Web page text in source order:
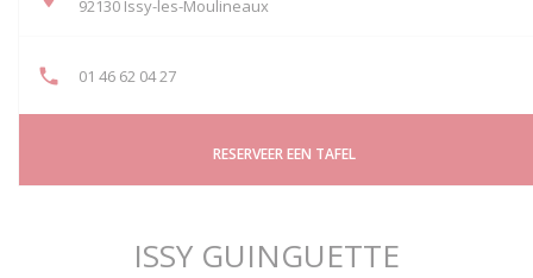
92130 Issy-les-Moulineaux
01 46 62 04 27
RESERVEER EEN TAFEL
ISSY GUINGUETTE